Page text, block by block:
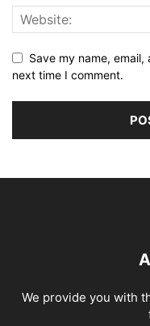
Save my name,
next time I comment.
We provide you with